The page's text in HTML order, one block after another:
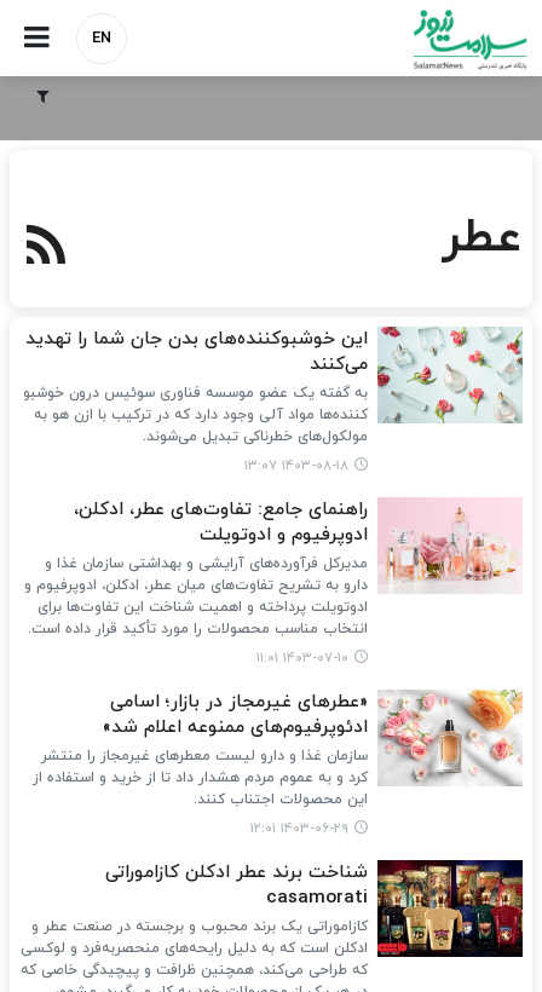
EN
عطر
این خوشبوکننده‌های بدن جان شما را تهدید
می‌کنند
به گفته یک عضو موسسه فناوری سوئیس درون خوشبو
کننده‌ها مواد آلی وجود دارد که در ترکیب با ازن هو به
مولکول‌های خطرناکی تبدیل می‌شوند.
۱۴۰۳-۰۸-۱۸ ۱۳:۰۷
راهنمای جامع: تفاوت‌های عطر، ادکلن،
ادوپرفیوم و ادوتویلت
مدیرکل فرآورده‌های آرایشی و بهداشتی سازمان غذا و
دارو به تشریح تفاوت‌های میان عطر، ادکلن، ادوپرفیوم و
ادوتویلت پرداخته و اهمیت شناخت این تفاوت‌ها برای
انتخاب مناسب محصولات را مورد تأکید قرار داده است.
۱۴۰۳-۰۷-۱۰ ۱۱:۰۱
«عطرهای غیرمجاز در بازار؛ اسامی
ادئوپرفیوم‌های ممنوعه اعلام شد»
سازمان غذا و دارو لیست معطرهای غیرمجاز را منتشر
کرد و به عموم مردم هشدار داد تا از خرید و استفاده از
این محصولات اجتناب کنند.
۱۴۰۳-۰۶-۲۹ ۱۲:۰۱
شناخت برند عطر ادکلن کازاموراتی
casamorati
کازاموراتی یک برند محبوب و برجسته در صنعت عطر و
ادکلن است که به دلیل رایحه‌های منحصربه‌فرد و لوکسی
که طراحی می‌کند، همچنین ظرافت و پیچیدگی خاصی که